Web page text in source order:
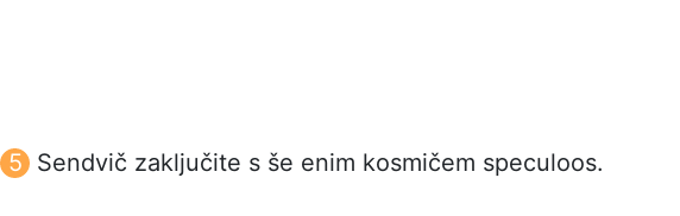
Sendvič zaključite s še enim kosmičem speculoos.